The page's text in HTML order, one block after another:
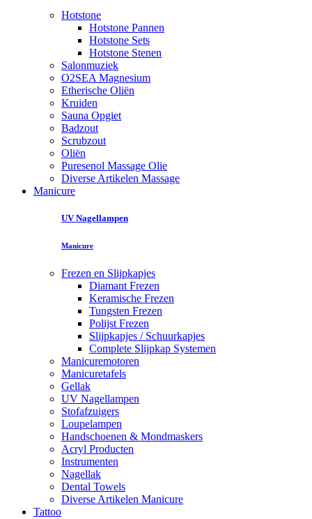
Hotstone
Hotstone Pannen
Hotstone Sets
Hotstone Stenen
Salonmuziek
O2SEA Magnesium
Etherische Oliën
Kruiden
Sauna Opgiet
Badzout
Scrubzout
Oliën
Puresenol Massage Olie
Diverse Artikelen Massage
Manicure
UV Nagellampen
Manicure
Frezen en Slijpkapjes
Diamant Frezen
Keramische Frezen
Tungsten Frezen
Polijst Frezen
Slijpkapjes / Schuurkapjes
Complete Slijpkap Systemen
Manicuremotoren
Manicuretafels
Gellak
UV Nagellampen
Stofafzuigers
Loupelampen
Handschoenen & Mondmaskers
Acryl Producten
Instrumenten
Nagellak
Dental Towels
Diverse Artikelen Manicure
Tattoo